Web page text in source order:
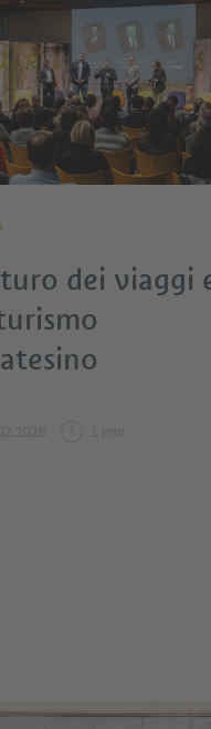
dei viaggi